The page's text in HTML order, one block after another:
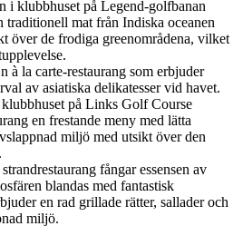
i klubbhuset på Legend-golfbanan
traditionell mat från Indiska oceanen
över de frodiga greenområdena, vilket
à la carte-restaurang som erbjuder
av asiatiska delikatesser vid havet.
på Links Golf Course
en frestande meny med lätta
miljö med utsikt över den
fångar essensen av
blandas med fantastisk
en rad grillade rätter, sallader och
miljö.